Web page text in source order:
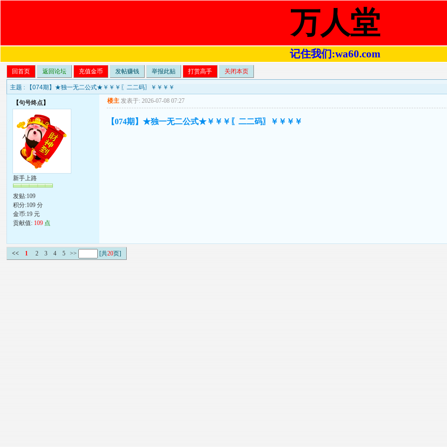
万人堂
记住我们:wa60.com
回首页 返回论坛 充值金币 发帖赚钱 举报此贴 打赏高手 关闭本页
主题 : 【074期】★独一无二公式★￥￥￥〖二二码〗￥￥￥￥
【句号终点】
新手上路
发贴:109
积分:109 分
金币:19 元
贡献值: 109 点
楼主 发表于: 2026-07-08 07:27
【074期】★独一无二公式★￥￥￥〖二二码〗￥￥￥￥
<< 1 2 3 4 5 >> [共20页]